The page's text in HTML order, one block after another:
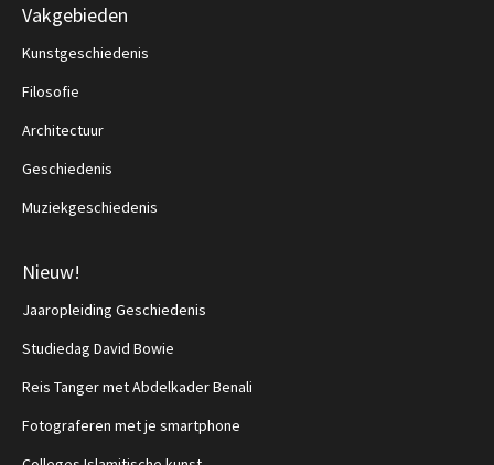
Vakgebieden
Kunstgeschiedenis
Filosofie
Architectuur
Geschiedenis
Muziekgeschiedenis
Nieuw!
Jaaropleiding Geschiedenis
Studiedag David Bowie
Reis Tanger met Abdelkader Benali
Fotograferen met je smartphone